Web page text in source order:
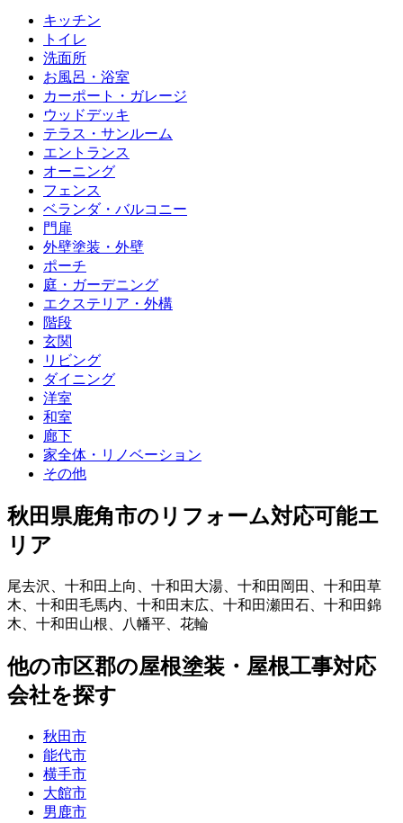
キッチン
トイレ
洗面所
お風呂・浴室
カーポート・ガレージ
ウッドデッキ
テラス・サンルーム
エントランス
オーニング
フェンス
ベランダ・バルコニー
門扉
外壁塗装・外壁
ポーチ
庭・ガーデニング
エクステリア・外構
階段
玄関
リビング
ダイニング
洋室
和室
廊下
家全体・リノベーション
その他
秋田県鹿角市のリフォーム対応可能エ
リア
尾去沢 十和田上向 十和田大湯 十和田岡田
十和田草
木
十和田毛馬内 十和田末広 十和田瀬田石
十和田錦
木
十和田山根 八幡平 花輪
他の市区郡の屋根塗装・屋根工事対応
会社を探す
秋田市
能代市
横手市
大館市
男鹿市